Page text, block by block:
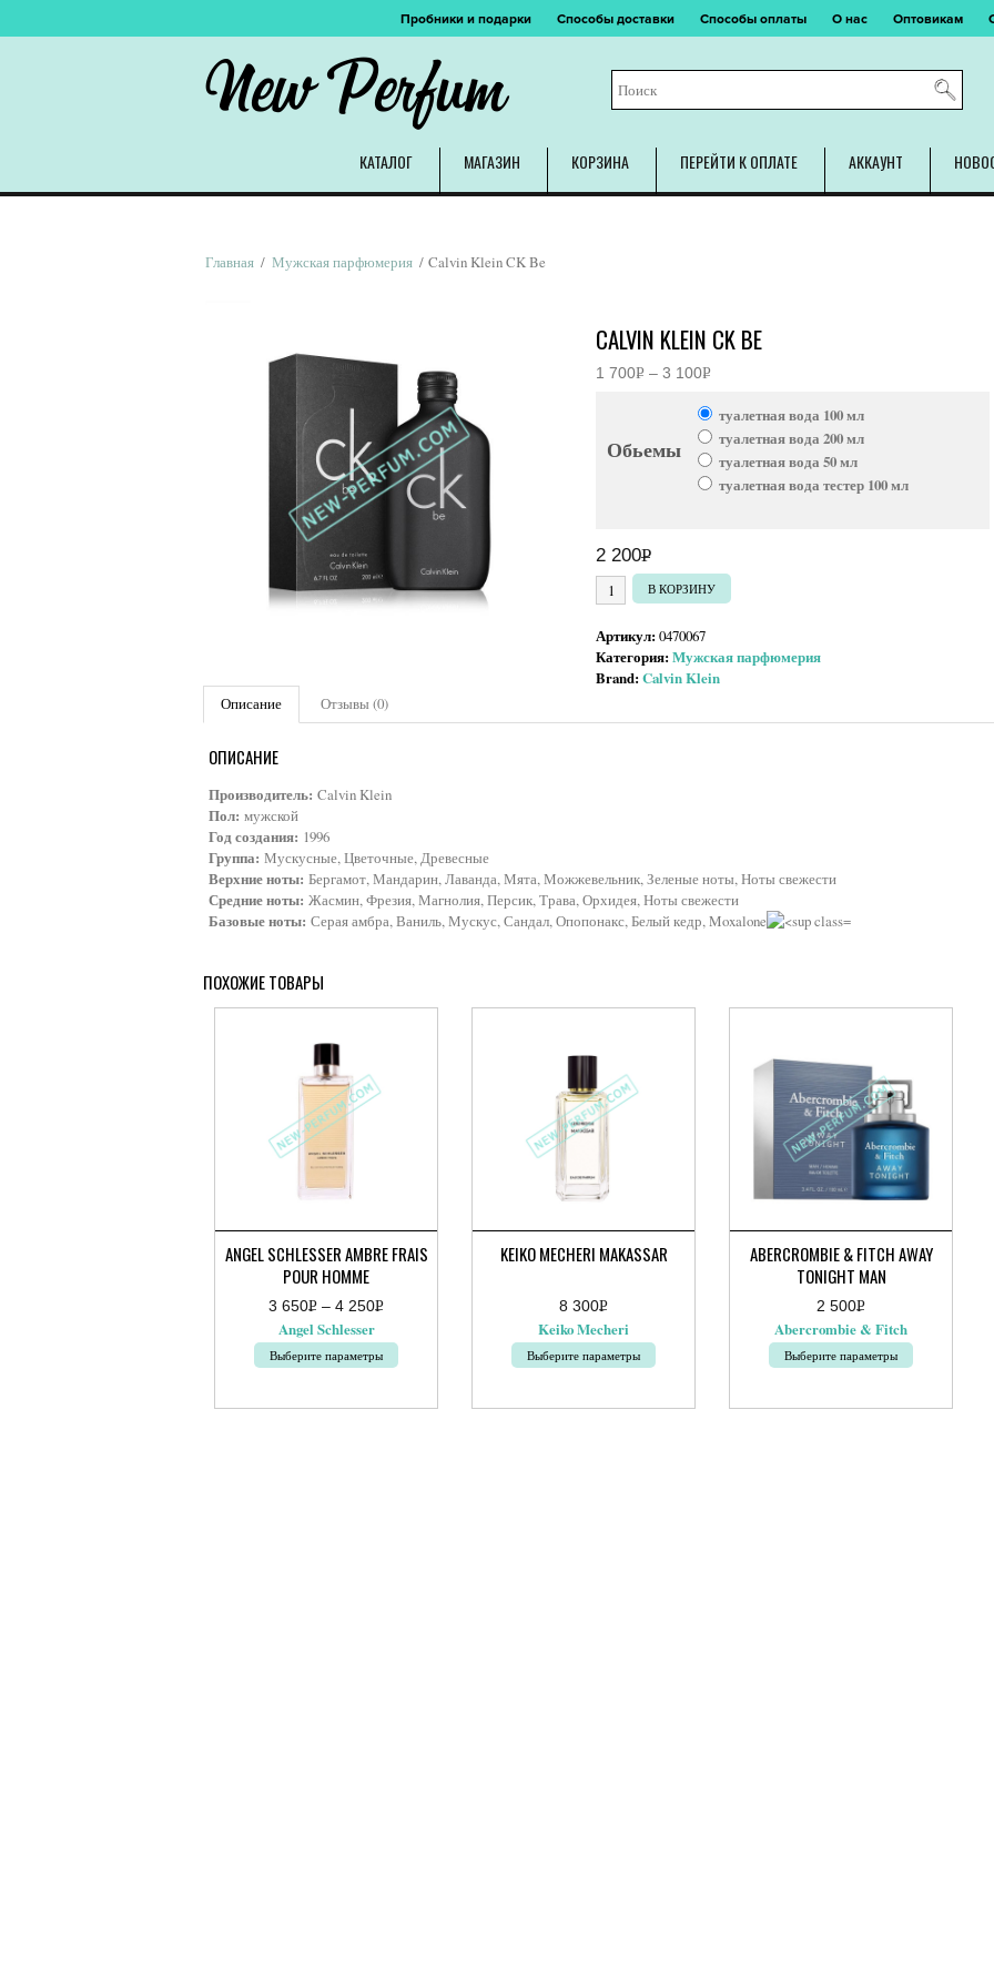
Пробники и подарки Способы доставки Способы оплаты О нас Оптовикам
New Perfum
КАТАЛОГ МАГАЗИН КОРЗИНА ПЕРЕЙТИ К ОПЛАТЕ АККАУНТ
Главная / Мужская парфюмерия / Calvin Klein CK Be
CALVIN KLEIN CK BE
1 700Р – 3 100Р
Обьемы
туалетная вода 100 мл
туалетная вода 200 мл
туалетная вода 50 мл
туалетная вода тестер 100 мл
2 200Р
УБ.
Количество товара Calvin Klein CK Be
В КОРЗИНУ
Артикул:0470067
Категория:Мужская парфюмерия
Brand:Calvin Klein
Описание
Отзывы (0)
ОПИСАНИЕ
Производитель: Calvin Klein
Пол: мужской
Год создания: 1996
Группа: Мускусные, Цветочные, Древесные
Верхние ноты: Бергамот, Мандарин, Лаванда, Мята, Можжевельник, Зеленые ноты, Ноты свежести
Средние ноты: Жасмин, Фрезия, Магнолия, Персик, Трава, Орхидея, Ноты свежести
Базовые ноты: Серая амбра, Ваниль, Мускус, Сандал, Опопонакс, Белый кедр, Moxalone
ПОХОЖИЕ ТОВАРЫ
ANGEL SCHLESSER AMBRE FRAIS
POUR HOMME
3 650Р
УБ.
– 4 250Р
Диапазон
650руб.
250руб.
Angel Schlesser
Выберите параметры
товар
KEIKO MECHERI MAKASSAR
8 300Р
УБ.
Keiko Mecheri
Выберите параметры
товар
ABERCROMBIE & FITCH AWAY
TONIGHT MAN
2 500Р
УБ.
Abercrombie & Fitch
Выберите параметры
товар